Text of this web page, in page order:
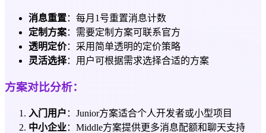
消息重置：每月1号重置消息计数
定制方案：需要定制方案可联系官方
透明定价：采用简单透明的定价策略
灵活选择：用户可根据需求选择合适的方案
方案对比分析：
入门用户 ：Junior方案适合个人开发者或小型项目
中小企业：Middle方案提供更多消息配额和聊天支持